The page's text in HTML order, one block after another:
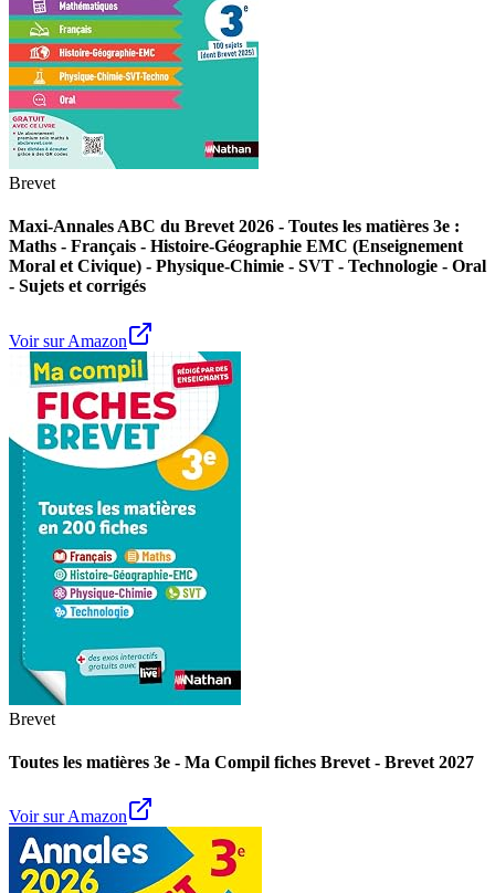
Brevet
Maxi-Annales ABC du Brevet 2026 - Toutes les matières 3e :
Maths - Français - Histoire-Géographie EMC (Enseignement
Moral et Civique) - Physique-Chimie - SVT - Technologie - Oral
- Sujets et corrigés
Voir sur Amazon
Brevet
Toutes les matières 3e - Ma Compil fiches Brevet - Brevet 2027
Voir sur Amazon